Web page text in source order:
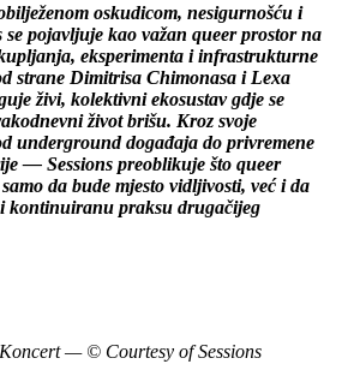
oskudicom, nesigurnošću i
se pojavljuje kao važan queer prostor na
eksperimenta i infrastrukturne
strane Dimitrisa Chimonasa i Lexa
živi, kolektivni ekosustav gdje se
život brišu. Kroz svoje
underground događaja do privremene
— Sessions preoblikuje što queer
da bude mjesto vidljivosti, već i da
kontinuiranu praksu drugačijeg
— © Courtesy of Sessions